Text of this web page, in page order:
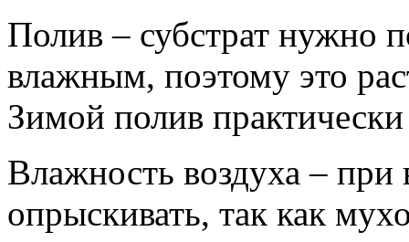
Полив – субстрат нужно
влажным, поэтому это
Зимой полив
Влажность воздуха –
опрыскивать, так как